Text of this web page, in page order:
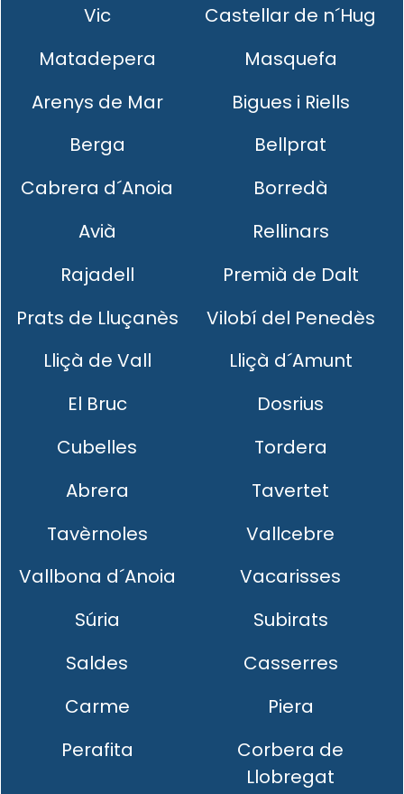
Vic
Castellar de n´Hug
Matadepera
Masquefa
Arenys de Mar
Bigues i Riells
Berga
Bellprat
Cabrera d´Anoia
Borredà
Avià
Rellinars
Rajadell
Premià de Dalt
Prats de Lluçanès
Vilobí del Penedès
Lliçà de Vall
Lliçà d´Amunt
El Bruc
Dosrius
Cubelles
Tordera
Abrera
Tavertet
Tavèrnoles
Vallcebre
Vallbona d´Anoia
Vacarisses
Súria
Subirats
Saldes
Casserres
Carme
Piera
Perafita
Corbera de
Llobregat